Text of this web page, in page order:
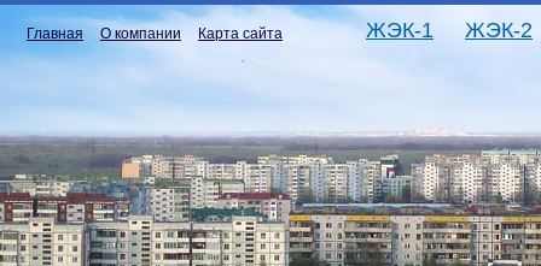
Главная О компании Карта сайта ЖЭК-1 ЖЭК-2